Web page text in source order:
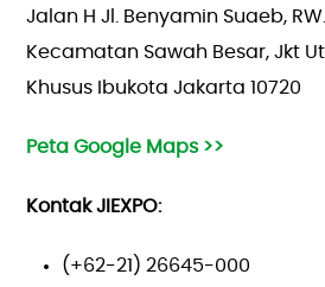
Jalan H Jl. Benyamin Suaeb,
Kecamatan Sawah Besar, Jkt
Khusus Ibukota Jakarta 10720
Peta Google Maps >>
Kontak JIEXPO:
(+62-21) 26645-000